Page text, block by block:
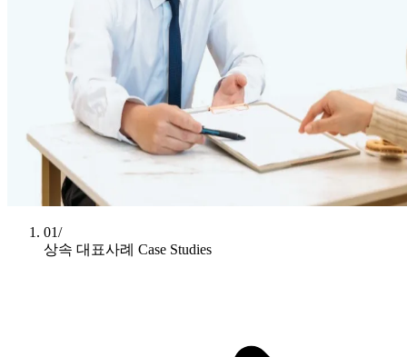
01/
상속 대표사례 Case Studies